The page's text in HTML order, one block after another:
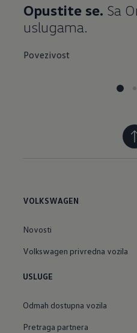
Opustite se. Sa
uslugama.
Povezivost
VOLKSWAGEN
Novosti
Volkswagen privredna vozila
USLUGE
Odmah dostupna vozila
Pretraga partnera